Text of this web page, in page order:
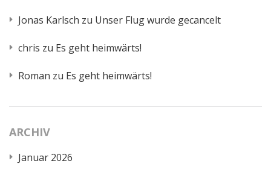
Jonas Karlsch zu Unser Flug wurde gecancelt
chris zu Es geht heimwärts!
Roman zu Es geht heimwärts!
ARCHIV
Januar 2026